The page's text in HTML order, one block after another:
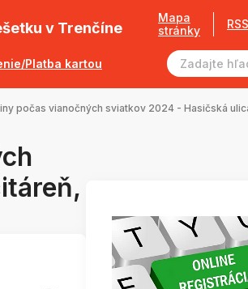
v Trenčíne
Platba kartou
Mapa
stránky
RSS
počas vianočných sviatkov 2024 - Hasičská